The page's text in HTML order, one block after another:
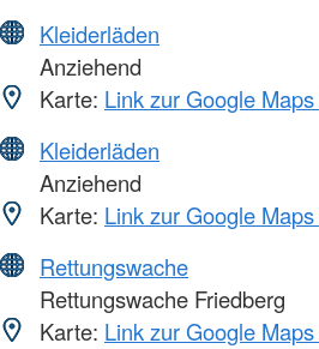
Kleiderläden
Anziehend
Karte: Link zur Google
Kleiderläden
Anziehend
Karte: Link zur Google
Rettungswache
Rettungswache Friedberg
Karte: Link zur Google